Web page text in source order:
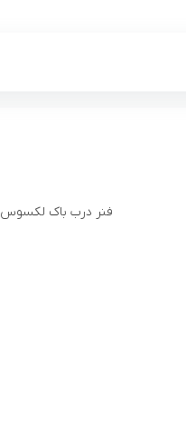
فنر درب باک لکسوس RX350,IS,CT200 برند جنیون پارت اصلی